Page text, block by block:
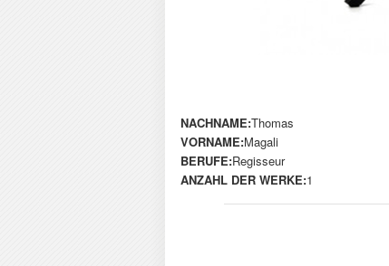
NACHNAME:Thomas
VORNAME:Magali
BERUFE:Regisseur
ANZAHL DER WERKE:1